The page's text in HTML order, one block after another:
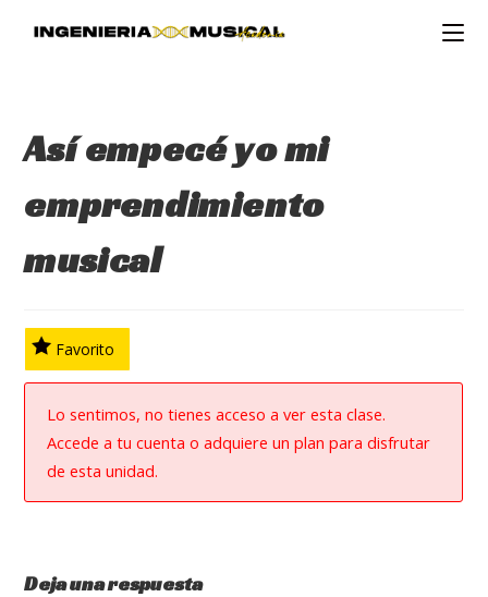
Así empecé yo mi
emprendimiento
musical
Favorito
Lo sentimos, no tienes acceso a ver esta clase.
Accede a tu cuenta o adquiere un plan para disfrutar
de esta unidad.
Deja una respuesta